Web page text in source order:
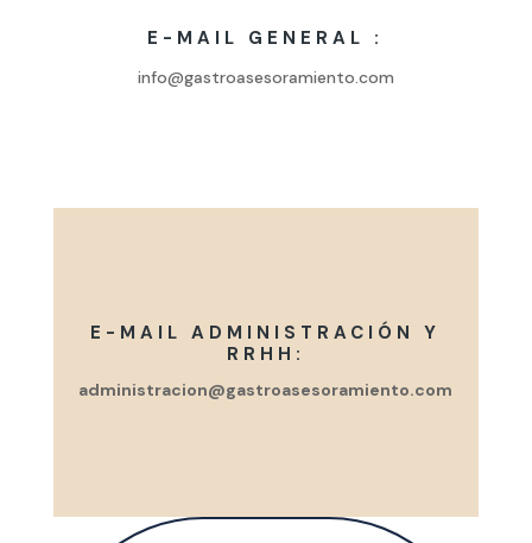
E-MAIL GENERAL :
info@gastroasesoramiento.com
E-MAIL ADMINISTRACIÓN Y
RRHH:
administracion@gastroasesoramiento.com